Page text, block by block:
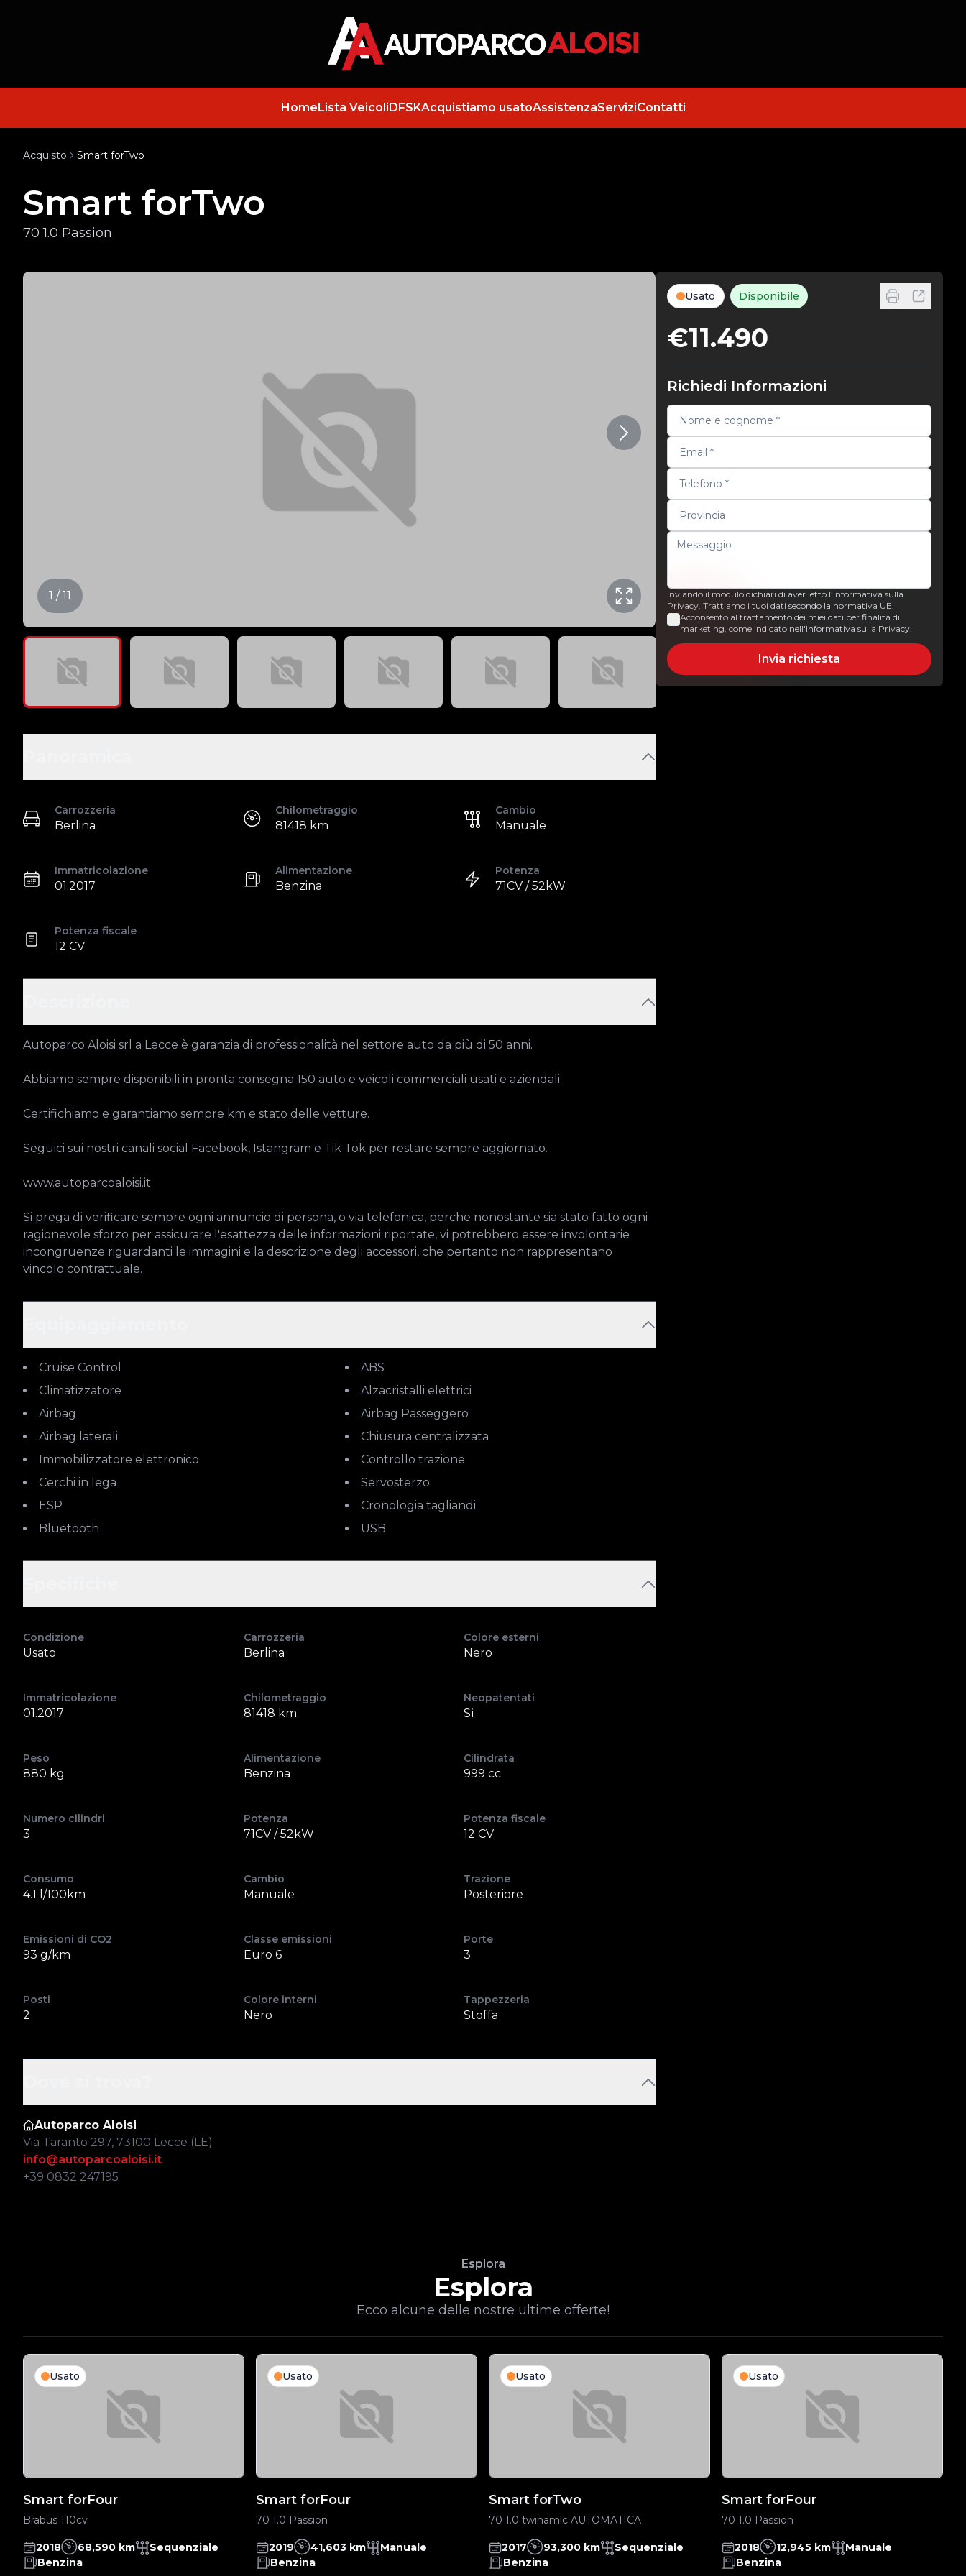
HomeLista VeicoliDFSKAcquistiamo usatoAssistenzaServiziContatti
Acquisto Smart forTwo
Smart forTwo
70 1.0 Passion
1 / 11
Carrozzeria
Berlina
Chilometraggio
81418 km
Cambio
Manuale
Immatricolazione
01.2017
Alimentazione
Benzina
Potenza
71CV / 52kW
Potenza fiscale
12 CV
Autoparco Aloisi srl a Lecce è garanzia di professionalità nel settore auto da più di 50 anni.
Abbiamo sempre disponibili in pronta consegna 150 auto e veicoli commerciali usati e aziendali.
Certifichiamo e garantiamo sempre km e stato delle vetture.
Seguici sui nostri canali social Facebook, Istangram e Tik Tok per restare sempre aggiornato.
www.autoparcoaloisi.it
Si prega di verificare sempre ogni annuncio di persona, o via telefonica, perche nonostante sia stato fatto ogni
ragionevole sforzo per assicurare l'esattezza delle informazioni riportate, vi potrebbero essere involontarie
incongruenze riguardanti le immagini e la descrizione degli accessori, che pertanto non rappresentano
vincolo contrattuale.
Cruise Control
ABS
Climatizzatore
Alzacristalli elettrici
Airbag
Airbag Passeggero
Airbag laterali
Chiusura centralizzata
Immobilizzatore elettronico
Controllo trazione
Cerchi in lega
Servosterzo
ESP
Cronologia tagliandi
Bluetooth
USB
Condizione
Usato
Carrozzeria
Berlina
Colore esterni
Nero
Immatricolazione
01.2017
Chilometraggio
81418 km
Neopatentati
Sì
Peso
880 kg
Alimentazione
Benzina
Cilindrata
999 cc
Numero cilindri
3
Potenza
71CV / 52kW
Potenza fiscale
12 CV
Consumo
4.1 l/100km
Cambio
Manuale
Trazione
Posteriore
Emissioni di CO2
93 g/km
Classe emissioni
Euro 6
Porte
3
Posti
2
Colore interni
Nero
Tappezzeria
Stoffa
Autoparco Aloisi
Via Taranto 297, 73100 Lecce (LE)
info@autoparcoaloisi.it
+39 0832 247195
Usato Disponibile
€11.490
Richiedi Informazioni
Inviando il modulo dichiari di aver letto l’Informativa sulla
Privacy. Trattiamo i tuoi dati secondo la normativa UE.
Acconsento al trattamento dei miei dati per finalità di
marketing, come indicato nell'Informativa sulla Privacy.
Invia richiesta
Esplora
Esplora
Ecco alcune delle nostre ultime offerte!
Usato
Smart forFour
Brabus 110cv
2018 68,590 km
Sequenziale
Benzina
Usato
Smart forFour
70 1.0 Passion
2019 41,603 km
Manuale
Benzina
Usato
Smart forTwo
70 1.0 twinamic AUTOMATICA
2017 93,300 km
Sequenziale
Benzina
Usato
Smart forFour
70 1.0 Passion
2018 12,945 km
Manuale
Benzina